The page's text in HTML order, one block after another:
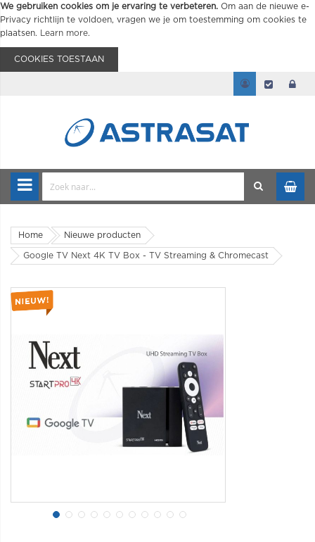
We gebruiken cookies om je ervaring te verbeteren. Om aan de nieuwe e-
Privacy richtlijn te voldoen, vragen we je om toestemming om cookies te
plaatsen.
Learn more.
COOKIES TOESTAAN
Home Nieuwe producten
Google TV Next 4K TV Box - TV Streaming & Chromecast